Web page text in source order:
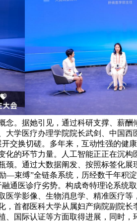
。据她引见，通过科研支撑、薪
学医疗办理学院院长武剑、中国
交换切磋。多年来，互动性强的
化的环节力量。人工智能正正在沉
。通过大数据阐发、按照标签化
束缚”全链条系统，历经数千年积
通医诊疗劣势。构成奇特理论系
学影像、生物消息学、精准医疗
首都医科大学从属妇产病院副院
国际认证等方面取得进展，同时